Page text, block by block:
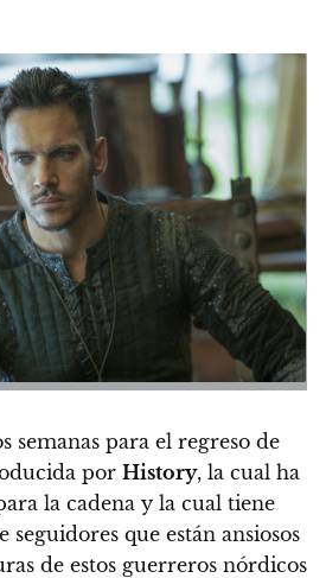
semanas para el regreso de
por History, la cual ha
la cadena y la cual tiene
seguidores que están ansiosos
de estos guerreros nórdicos